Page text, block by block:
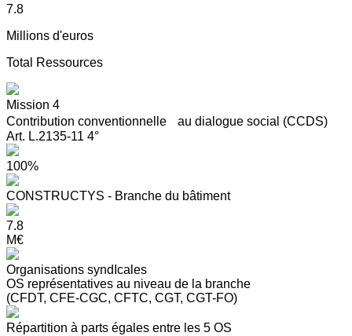
7.8
Millions d'euros
Total Ressources
Mission 4
Contribution conventionnelle au dialogue social (CCDS)
Art. L.2135-11 4°
100%
CONSTRUCTYS - Branche du bâtiment
7.8
M€
Organisations syndIcales
OS représentatives au niveau de la branche
(CFDT, CFE-CGC, CFTC, CGT, CGT-FO)
Répartition à parts égales entre les 5 OS